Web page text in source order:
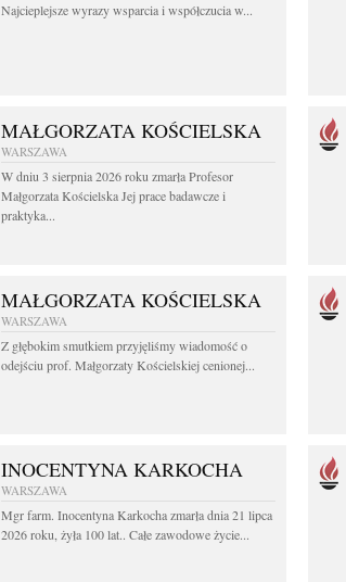
Najcieplejsze wyrazy wsparcia i współczucia w...
MAŁGORZATA KOŚCIELSKA
WARSZAWA
W dniu 3 sierpnia 2026 roku zmarła Profesor
Małgorzata Kościelska Jej prace badawcze i
praktyka...
MAŁGORZATA KOŚCIELSKA
WARSZAWA
Z głębokim smutkiem przyjęliśmy wiadomość o
odejściu prof. Małgorzaty Kościelskiej cenionej...
INOCENTYNA KARKOCHA
WARSZAWA
Mgr farm. Inocentyna Karkocha zmarła dnia 21 lipca
2026 roku, żyła 100 lat.. Całe zawodowe życie...